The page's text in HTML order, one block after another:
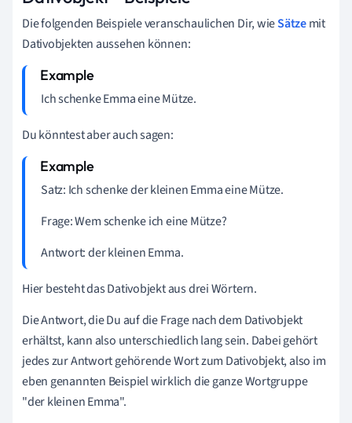
Die folgenden Beispiele veranschaulichen Dir, wieSätzemit
Dativobjekten aussehen können:
Ich schenkeEmmaeine Mütze.
Du könntest aber auch sagen:
Satz: Ich schenke der kleinen Emma eine Mütze.
Frage:Wemschenke ich eine Mütze?
Antwort:der kleinen Emma.
Hier besteht das Dativobjekt aus drei Wörtern.
Die Antwort, die Du auf die Frage nach dem Dativobjekt
erhältst, kann also unterschiedlich lang sein. Dabei gehört
jedes zur Antwort gehörende Wort zum Dativobjekt, also im
eben genannten Beispiel wirklich die ganze Wortgruppe
"der kleinen Emma".